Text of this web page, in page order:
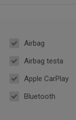
Airbag
Airbag testa
Apple CarPlay
Bluetooth